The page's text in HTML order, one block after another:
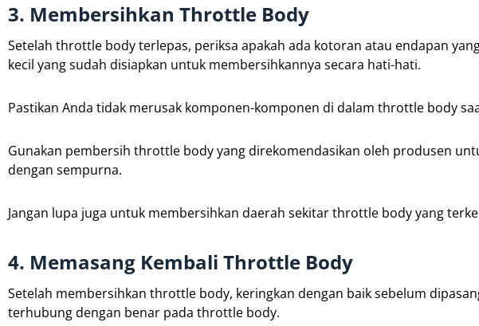
3. Membersihkan Throttle Body
Setelah throttle body terlepas, periksa apakah ada kotoran atau endapan
kecil yang sudah disiapkan untuk membersihkannya secara hati-hati.
Pastikan Anda tidak merusak komponen-komponen di dalam throttle body
Gunakan pembersih throttle body yang direkomendasikan oleh produsen
dengan sempurna.
Jangan lupa juga untuk membersihkan daerah sekitar throttle body yang
4. Memasang Kembali Throttle Body
Setelah membersihkan throttle body, keringkan dengan baik sebelum
terhubung dengan benar pada throttle body.